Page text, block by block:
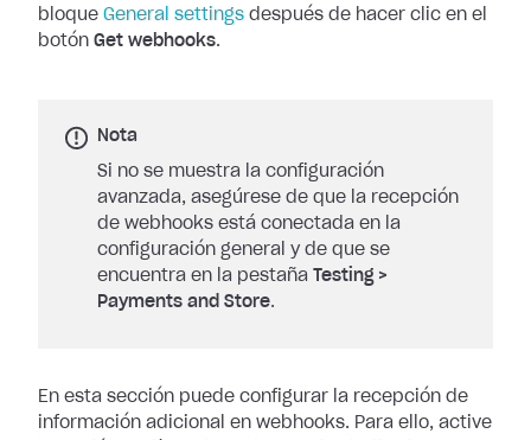
bloque General settings después de hacer clic en el
botón Get webhooks.
Nota
Si no se muestra la configuración
avanzada, asegúrese de que la recepción
de webhooks está conectada en la
configuración general y de que se
encuentra en la pestaña
Testing >
Payments and Store.
En esta sección puede configurar la recepción de
información adicional en webhooks. Para ello, active